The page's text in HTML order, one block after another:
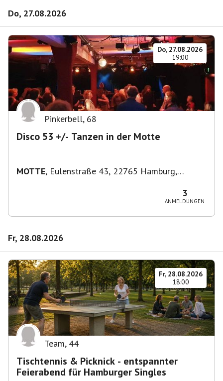
Do, 27.08.2026
Do, 27.08.2026
19:00
Pinkerbell, 68
Disco 53 +/- Tanzen in der Motte
MOTTE, Eulenstraße 43, 22765 Hamburg,
3
ANMELDUNGEN
Fr, 28.08.2026
Fr, 28.08.2026
18:00
Team, 44
Tischtennis & Picknick - entspannter
Feierabend für Hamburger Singles